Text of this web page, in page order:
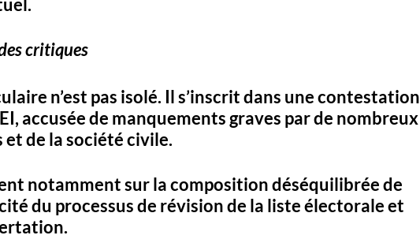
critiques
n’est pas isolé. Il s’inscrit dans une contestation
accusée de manquements graves par de nombreux
de la société civile.
notamment sur la composition déséquilibrée de
du processus de révision de la liste électorale et